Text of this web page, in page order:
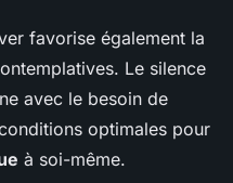
favorise également la
Le silence
avec le besoin de
optimales pour
à soi-même.